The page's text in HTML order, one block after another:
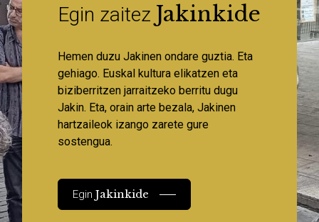
Egin zaitez Jakinkide
Hemen duzu Jakinen ondare guztia. Eta
gehiago. Euskal kultura elikatzen eta
biziberritzen jarraitzeko berritu dugu
Jakin. Eta, orain arte bezala, Jakinen
hartzaileok izango zarete gure
sostengua.
EginJakinkide